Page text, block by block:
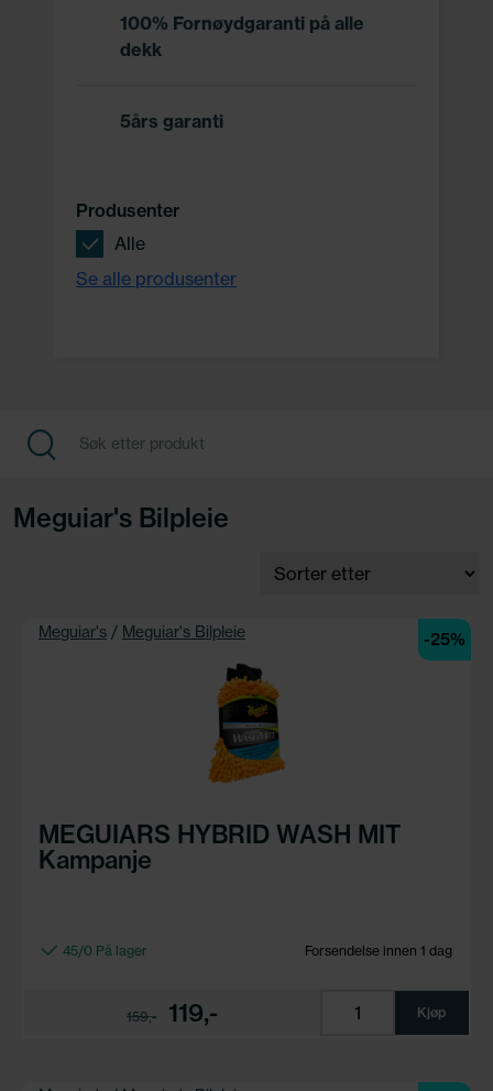
100% Fornøydgaranti på alle
dekk
5års garanti
Produsenter
Alle
Se alle produsenter
Meguiar's Bilpleie
Meguiar's / Meguiar's Bilpleie -25%
MEGUIARS HYBRID WASH MIT
Kampanje
45/0 På lager Forsendelse innen 1 dag
159,- 119,- Kjøp